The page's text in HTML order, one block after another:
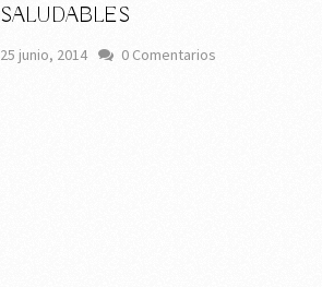
SALUDABLES
25 junio, 2014 0 Comentarios